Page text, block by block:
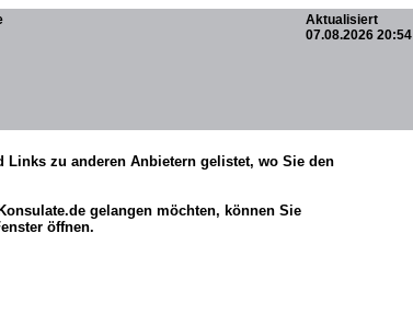
Aktualisiert
07.08.2026 20:54
Links zu anderen Anbietern gelistet, wo Sie den
gelangen möchten, können Sie
öffnen.